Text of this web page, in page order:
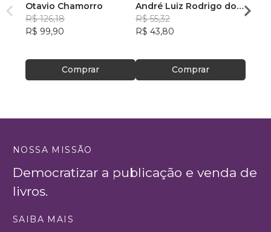
Otavio Chamorro
R$ 126,18
R$ 99,90
Comprar
André Luiz Rodrigo do
Prado Norcia
R$ 55,32
R$ 43,80
Comprar
José
NOSSA MISSÃO
Democratizar a publicação e venda de
livros.
SAIBA MAIS